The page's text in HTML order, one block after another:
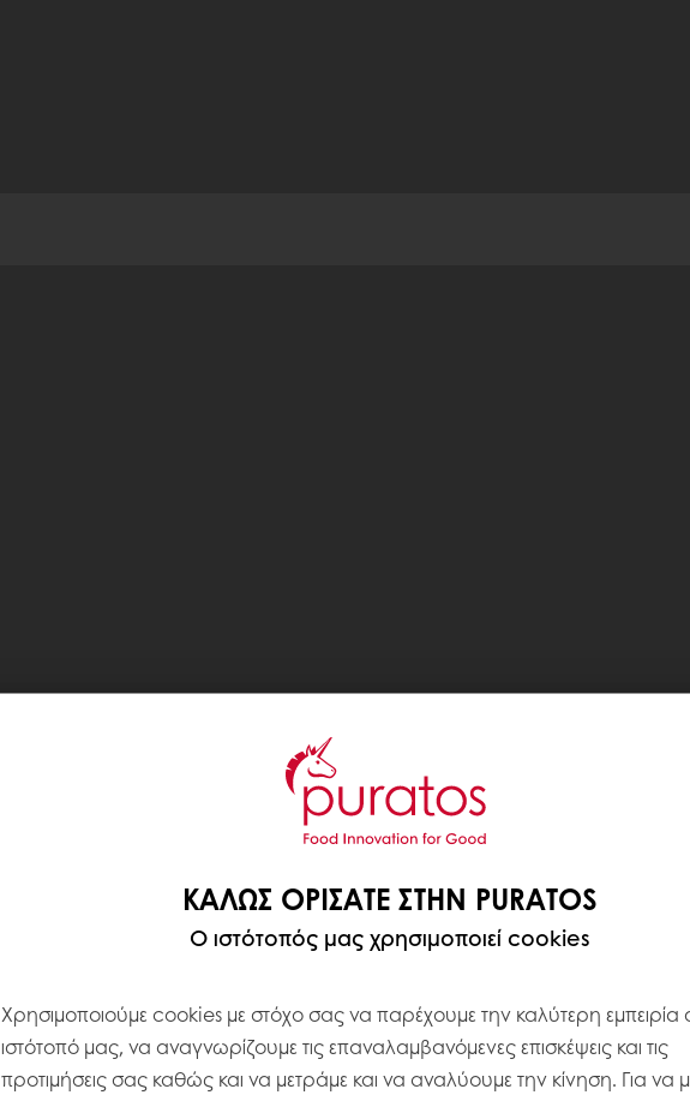
ΚΑΛΏΣ ΟΡΊΣΑΤΕ ΣΤΗΝ PURATOS
Ο ιστότοπός μας χρησιμοποιεί cookies
Χρησιμοποιούμε cookies με στόχο σας να παρέχουμε την καλύτερη εμπειρία
ιστότοπό μας, να αναγνωρίζουμε τις επαναλαμβανόμενες επισκέψεις και τις
προτιμήσεις σας καθώς και να μετράμε και να αναλύουμε την κίνηση. Για να